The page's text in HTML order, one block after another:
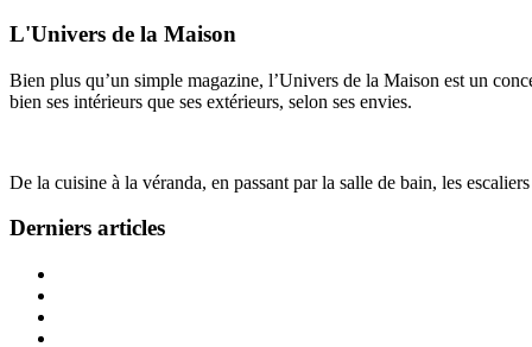
L'Univers de la Maison
Bien plus qu’un simple magazine, l’Univers de la Maison est un
bien ses intérieurs que ses extérieurs, selon ses envies.
De la cuisine à la véranda, en passant par la salle de bain, les
Derniers articles